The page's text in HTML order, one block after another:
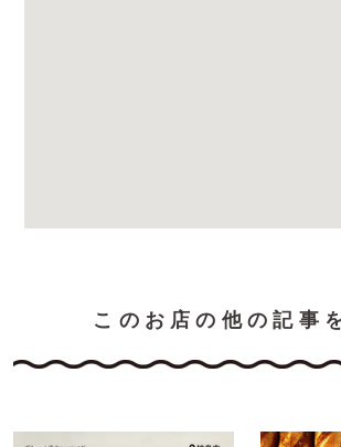
このお店の他の記事